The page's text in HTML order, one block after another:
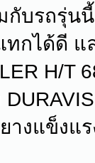
กับรถรุ่น
ทกได้ดี
H/T
างแข็งแ